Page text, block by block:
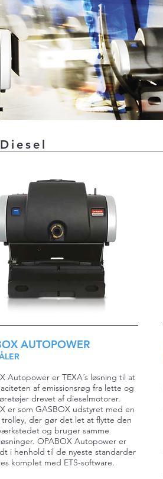
AUTOPOWER
Autopower er TEXA´s løsning til at
af emissionsrøg fra lette og
drevet af dieselmotorer.
er som GASBOX udstyret med en
trolley, der gør det let at flytte den
og bruger samme
OPABOX Autopower er
i henhold til de nyeste standarder
komplet med ETS-software.